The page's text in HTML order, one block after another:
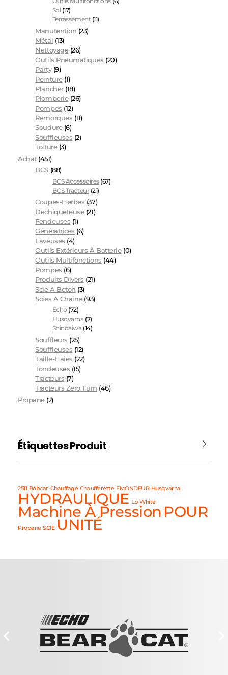
Sol (17)
Terrassement (11)
Manutention (23)
Métal (13)
Nettoyage (26)
Outils Pneumatiques (20)
Party (9)
Peinture (1)
Plancher (18)
Plomberie (26)
Pompes (12)
Remorques (11)
Soudure (6)
Souffleuses (2)
Toiture (3)
Achat (451)
BCS (88)
BCS Accessoires (67)
BCS Tracteur (21)
Coupes-Herbes (37)
Dechiqueteuse (21)
Fendeuses (1)
Génératrices (6)
Laveuses (4)
Outils Extérieurs À Batterie (0)
Outils Multifonctions (44)
Pompes (6)
Produits Divers (21)
Scie A Beton (3)
Scies A Chaine (93)
Echo (72)
Husqvarna (7)
Shindaiwa (14)
Souffleurs (25)
Souffleuses (12)
Taille-Haies (22)
Tondeuses (15)
Tracteurs (7)
Tracteurs Zero Turn (46)
Propane (2)
Étiquettes Produit
2511 Bobcat Chauffage Chaufferette EMONDEUR Husqvarna
HYDRAULIQUE Lb White
Machine À Pression POUR
Propane SCIE UNITÉ